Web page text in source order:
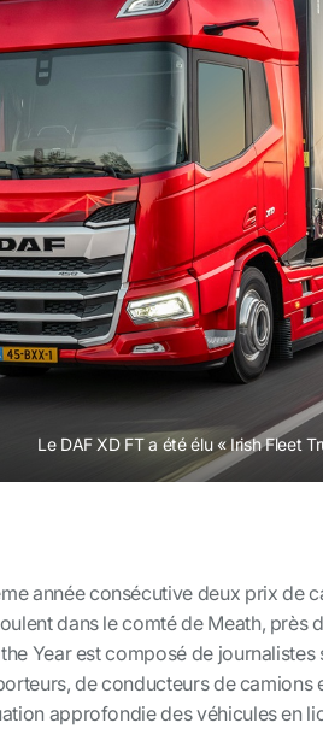
Le DAF XD FT a été élu « Irish Fleet
année consécutive deux prix de
dans le comté de Meath, près
Year est composé de journalistes
de conducteurs de camions
approfondie des véhicules en